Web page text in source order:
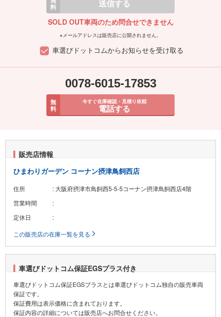
料 送信する
SOLD OUT車両のため問合せできません
※メールアドレスは販売店に公開されません。
車選びドットコムからお知らせを受け取る
0078-6015-17853
無
料
今すぐ在庫確認・見積り依頼
電話する
販売店情報
ひまわりガーデン コーナン摂津鳥飼西店
住所
: 大阪府摂津市鳥飼西5-5-5コーナン摂津鳥飼西店4階
営業時間
:
定休日
:
この販売店の在庫一覧を見る
車選びドットコム保証EGSプラス付き
車選びドットコム保証EGSプラスとは車選びドットコム独自の販売車両
保証です。
保証費用は表示価格に含まれております。
保証内容の詳細については販売店へお問合せください。